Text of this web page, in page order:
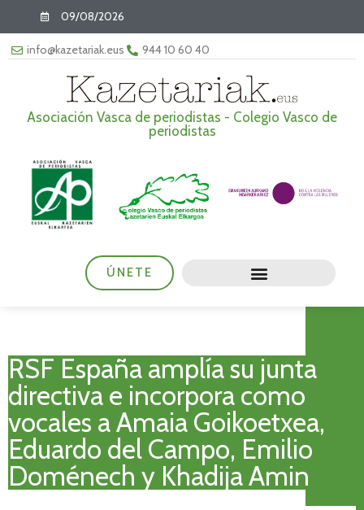
09/08/2026
info@kazetariak.eus 944 10 60 40
Asociación Vasca de periodistas - Colegio Vasco de
periodistas
ÚNETE
RSF España amplía su junta
directiva e incorpora como
vocales a Amaia Goikoetxea,
Eduardo del Campo, Emilio
Doménech y Khadija Amin